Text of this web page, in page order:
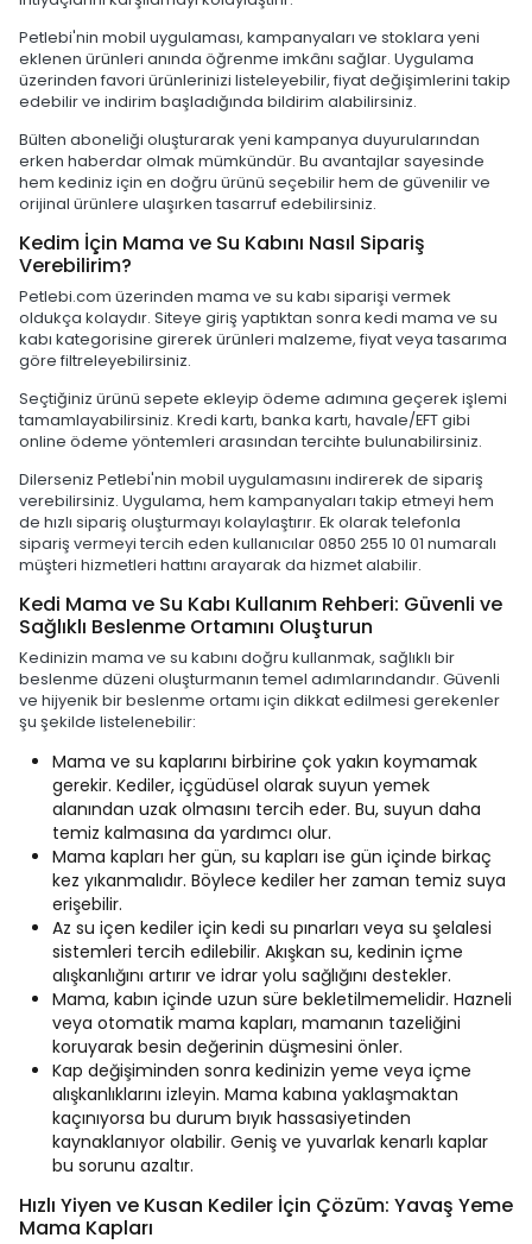
Petlebi'nin mobil uygulaması, kampanyaları ve stoklara yeni
eklenen ürünleri anında öğrenme imkânı sağlar. Uygulama
üzerinden favori ürünlerinizi listeleyebilir, fiyat değişimlerini takip
edebilir ve indirim başladığında bildirim alabilirsiniz.
Bülten aboneliği oluşturarak yeni kampanya duyurularından
erken haberdar olmak mümkündür. Bu avantajlar sayesinde
hem kediniz için en doğru ürünü seçebilir hem de güvenilir ve
orijinal ürünlere ulaşırken tasarruf edebilirsiniz.
Kedim İçin Mama ve Su Kabını Nasıl Sipariş
Verebilirim?
Petlebi.com üzerinden mama ve su kabı siparişi vermek
oldukça kolaydır. Siteye giriş yaptıktan sonra kedi mama ve su
kabı kategorisine girerek ürünleri malzeme, fiyat veya tasarıma
göre filtreleyebilirsiniz.
Seçtiğiniz ürünü sepete ekleyip ödeme adımına geçerek işlemi
tamamlayabilirsiniz. Kredi kartı, banka kartı, havale/EFT gibi
online ödeme yöntemleri arasından tercihte bulunabilirsiniz.
Dilerseniz Petlebi'nin mobil uygulamasını indirerek de sipariş
verebilirsiniz. Uygulama, hem kampanyaları takip etmeyi hem
de hızlı sipariş oluşturmayı kolaylaştırır. Ek olarak telefonla
sipariş vermeyi tercih eden kullanıcılar 0850 255 10 01 numaralı
müşteri hizmetleri hattını arayarak da hizmet alabilir.
Kedi Mama ve Su Kabı Kullanım Rehberi: Güvenli ve
Sağlıklı Beslenme Ortamını Oluşturun
Kedinizin mama ve su kabını doğru kullanmak, sağlıklı bir
beslenme düzeni oluşturmanın temel adımlarındandır. Güvenli
ve hijyenik bir beslenme ortamı için dikkat edilmesi gerekenler
şu şekilde listelenebilir:
Mama ve su kaplarını birbirine çok yakın koymamak
gerekir. Kediler, içgüdüsel olarak suyun yemek
alanından uzak olmasını tercih eder. Bu, suyun daha
temiz kalmasına da yardımcı olur.
Mama kapları her gün, su kapları ise gün içinde birkaç
kez yıkanmalıdır. Böylece kediler her zaman temiz suya
erişebilir.
Az su içen kediler için kedi su pınarları veya su şelalesi
sistemleri tercih edilebilir. Akışkan su, kedinin içme
alışkanlığını artırır ve idrar yolu sağlığını destekler.
Mama, kabın içinde uzun süre bekletilmemelidir. Hazneli
veya otomatik mama kapları, mamanın tazeliğini
koruyarak besin değerinin düşmesini önler.
Kap değişiminden sonra kedinizin yeme veya içme
alışkanlıklarını izleyin. Mama kabına yaklaşmaktan
kaçınıyorsa bu durum bıyık hassasiyetinden
kaynaklanıyor olabilir. Geniş ve yuvarlak kenarlı kaplar
bu sorunu azaltır.
Hızlı Yiyen ve Kusan Kediler İçin Çözüm: Yavaş Yeme
Mama Kapları